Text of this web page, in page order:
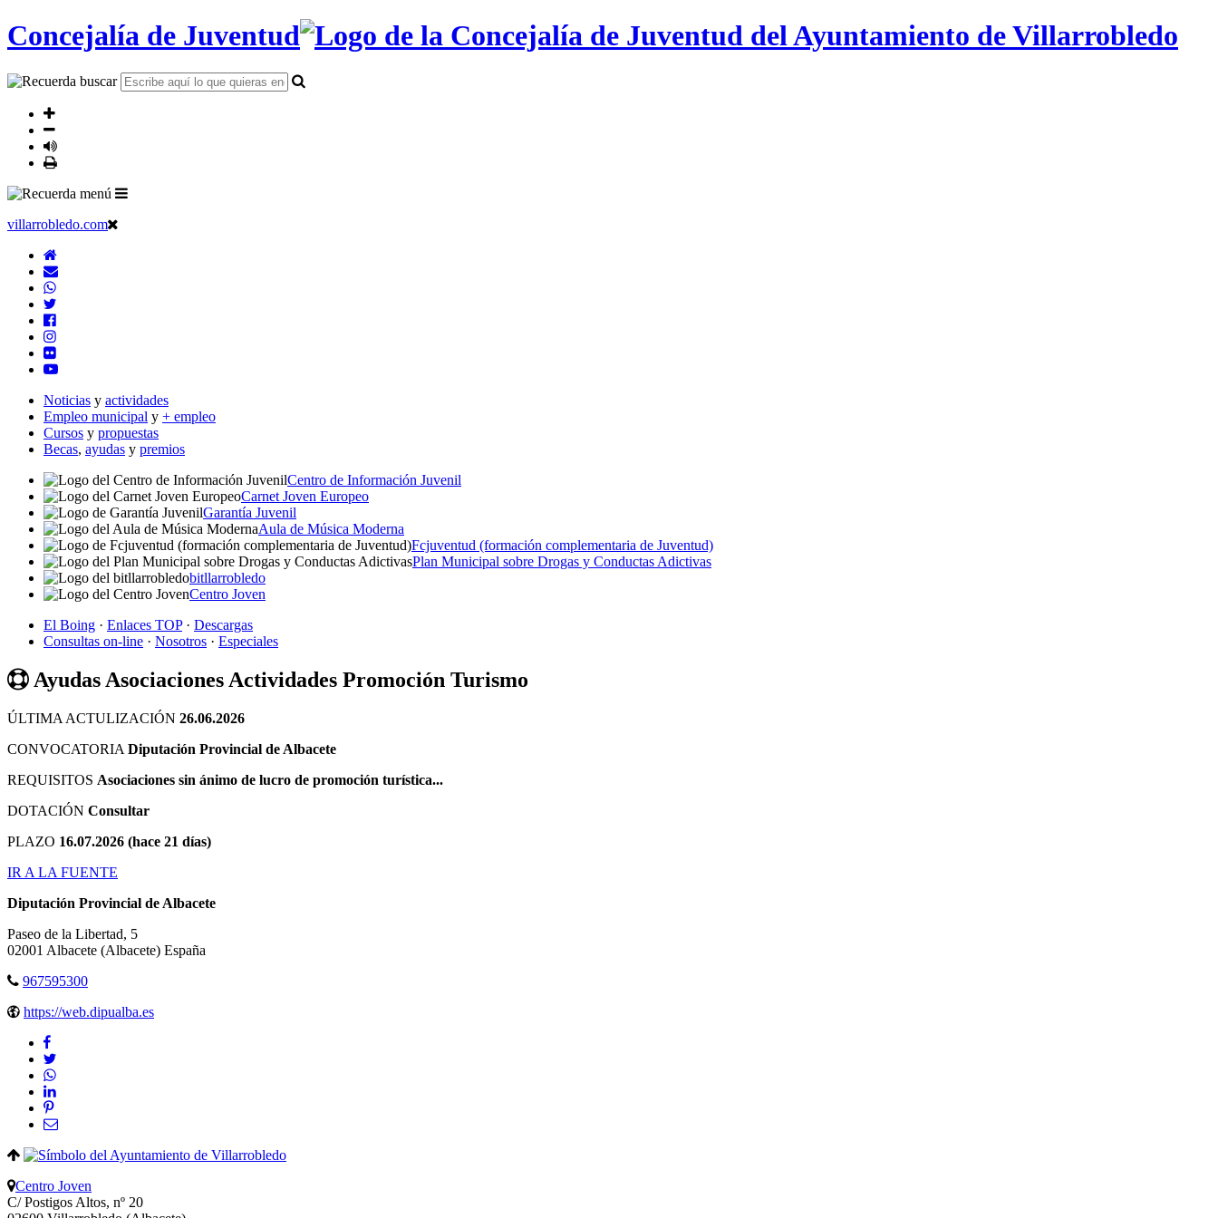
Concejalía de Juventud
villarrobledo.com
Noticias y actividades
Empleo municipal y + empleo
Cursos y propuestas
Becas, ayudas y premios
Centro de Información Juvenil
Carnet Joven Europeo
Garantía Juvenil
Aula de Música Moderna
Fcjuventud (formación complementaria de Juventud)
Plan Municipal sobre Drogas y Conductas Adictivas
bitllarrobledo
Centro Joven
El Boing · Enlaces TOP· Descargas
Consultas on-line · Nosotros · Especiales
Ayudas Asociaciones Actividades Promoción Turismo
ÚLTIMA ACTULIZACIÓN 26.06.2026
CONVOCATORIA Diputación Provincial de Albacete
REQUISITOS Asociaciones sin ánimo de lucro de promoción turística...
DOTACIÓN Consultar
PLAZO 16.07.2026 (hace 21 días)
IR A LA FUENTE
Diputación Provincial de Albacete
Paseo de la Libertad, 5
02001 Albacete (Albacete) España
967595300
https://web.dipualba.es
Centro Joven
C/ Postigos Altos, nº 20